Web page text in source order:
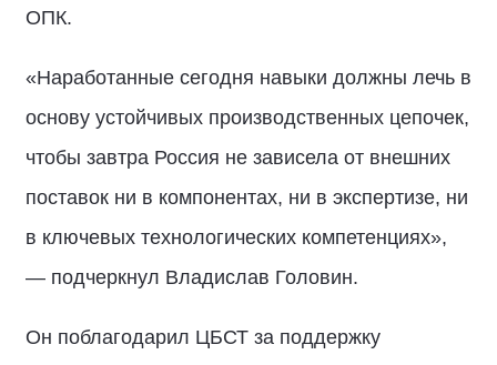
ОПК.
«Наработанные сегодня навыки должны лечь в
основу устойчивых производственных цепочек,
чтобы завтра Россия не зависела от внешних
поставок ни в компонентах, ни в экспертизе, ни
в ключевых технологических компетенциях»,
— подчеркнул Владислав Головин.
Он поблагодарил ЦБСТ за поддержку